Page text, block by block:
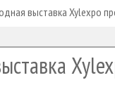
выставка Xylexpo